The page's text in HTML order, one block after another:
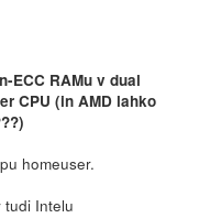
ECC RAMu v dual
CPU (in AMD lahko
homeuser.
Intelu